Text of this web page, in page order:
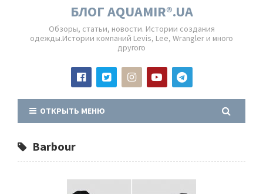
БЛОГ AQUAMIR®.UA
Обзоры, статьи, новости. Истории создания
одежды.Истории компаний Levis, Lee, Wrangler и много
другого
ОТКРЫТЬ МЕНЮ
Barbour